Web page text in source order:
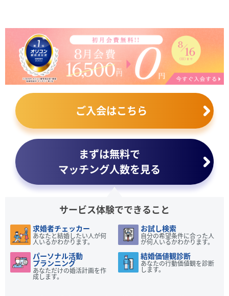
まずは無料で
マッチング人数を見る
ご入会はこちら
サービス体験でできること
求婚者チェッカー
あなたと結婚したい人が何
人いるかわかります。
お試し検索
自分の希望条件に合った人
が何人いるかわかります。
パーソナル活動
プランニング
あなただけの婚活計画を作
成します。
結婚価値観診断
あなたの行動価値観を診断
します。